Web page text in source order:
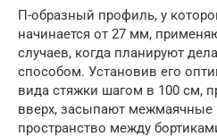
П-образный профиль, у
начинается от 27 мм,
случаев, когда планируют
способом. Установив его
вида стяжки шагом в 100 см,
вверх, засыпают межмаячные
пространство между